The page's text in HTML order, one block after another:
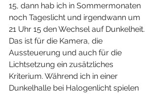
15, dann hab ich in Sommermonaten
noch Tageslicht und irgendwann um
21 Uhr 15 den Wechsel auf Dunkelheit.
Das ist für die Kamera, die
Aussteuerung und auch für die
Lichtsetzung ein zusätzliches
Kriterium. Während ich in einer
Dunkelhalle bei Halogenlicht spielen